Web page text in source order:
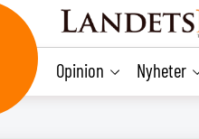
Opinion Nyheter